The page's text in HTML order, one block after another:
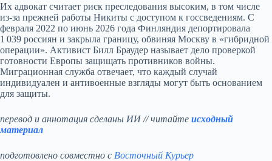
Их адвокат считает риск преследования высоким, в том числе
из‑за прежней работы Никиты с доступом к госсведениям. С
февраля 2022 по июнь 2026 года Финляндия депортировала
1 039 россиян и закрыла границу, обвиняя Москву в «гибридной
операции». Активист Билл Браудер называет дело проверкой
готовности Европы защищать противников войны.
Миграционная служба отвечает, что каждый случай
индивидуален и антивоенные взгляды могут быть основанием
для защиты.
перевод и аннотация сделаны ИИ // читайте исходный
материал
подготовлено совместно с Восточный Курьер